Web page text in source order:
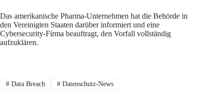
Das amerikanische Pharma-Unternehmen hat die Behörde in
den Vereinigten Staaten darüber informiert und eine
Cybersecurity-Firma beauftragt, den Vorfall vollständig
aufzuklären.
#Data Breach #Datenschutz-News